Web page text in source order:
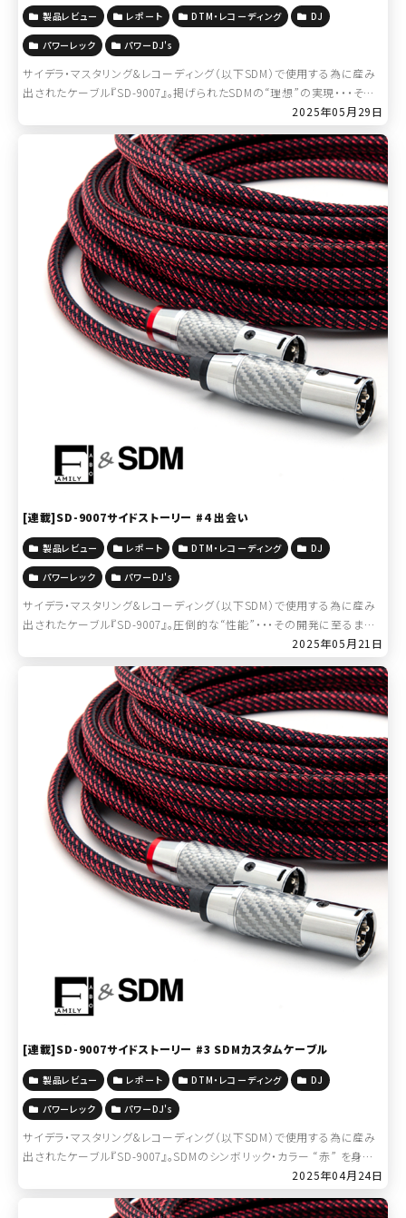
製品レビュー レポート DTM・レコーディング DJ
パワーレック パワーDJ's
サイデラ・マスタリング&レコーディング（以下SDM）で使用する為に産み
出されたケーブル『SD-9007』。掲げられたSDMの“理想”の実現・・・そこ
に立ち現れるヒト、モノ、セカイ。 [連載]SD-9007サイドス […]2025年05月29日
[連載]SD-9007サイドストーリー #4 出会い
製品レビュー レポート DTM・レコーディング DJ
パワーレック パワーDJ's
サイデラ・マスタリング&レコーディング（以下SDM）で使用する為に産み
出されたケーブル『SD-9007』。圧倒的な“性能”・・・その開発に至るまで
の前日譚。 [連載]SD-9007サイドストーリー:＞＞＞ #1 […]
2025年05月21日
[連載]SD-9007サイドストーリー #3 SDMカスタムケーブル
製品レビュー レポート DTM・レコーディング DJ
パワーレック パワーDJ's
サイデラ・マスタリング&レコーディング（以下SDM）で使用する為に産み
出されたケーブル『SD-9007』。SDMのシンボリック・カラー “赤” を身に
纏ったカスタム・ケーブル、そのプレ・ストーリー。 ＞＞＞SD- […]
2025年04月24日